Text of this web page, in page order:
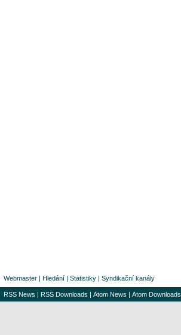
Webmaster | Hledání | Statistiky | Syndikační kanály
RSS News | RSS Downloads | Atom News | Atom Downloads